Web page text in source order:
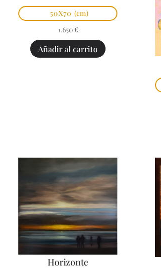
50X70 (cm)
1.650 €
Añadir al carrito
Horizonte